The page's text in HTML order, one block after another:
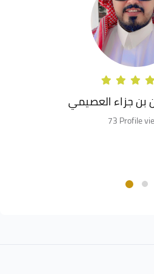
بن جزاء العصيمي
73 Profile